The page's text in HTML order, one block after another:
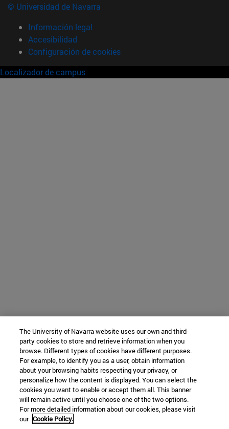
© Universidad de Navarra
Información legal
Accesibilidad
Configuración de cookies
Localizador de campus
The University of Navarra website uses our own and third-
party cookies to store and retrieve information when you
browse. Different types of cookies have different purposes.
For example, to identify you as a user, obtain information
about your browsing habits respecting your privacy, or
personalize how the content is displayed. You can select the
cookies you want to enable or accept them all. This banner
will remain active until you choose one of the two options.
For more detailed information about our cookies, please visit
our Cookie Policy.